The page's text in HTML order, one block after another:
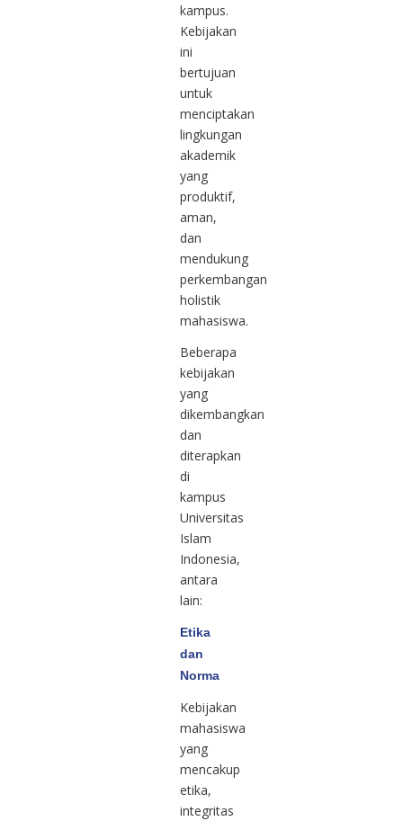
kampus.
Kebijakan
ini
bertujuan
untuk
menciptakan
lingkungan
akademik
yang
produktif,
aman,
dan
mendukung
perkembangan
holistik
mahasiswa.
Beberapa
kebijakan
yang
dikembangkan
dan
diterapkan
di
kampus
Universitas
Islam
Indonesia,
antara
lain:
Etika
dan
Norma
Kebijakan
mahasiswa
yang
mencakup
etika,
integritas